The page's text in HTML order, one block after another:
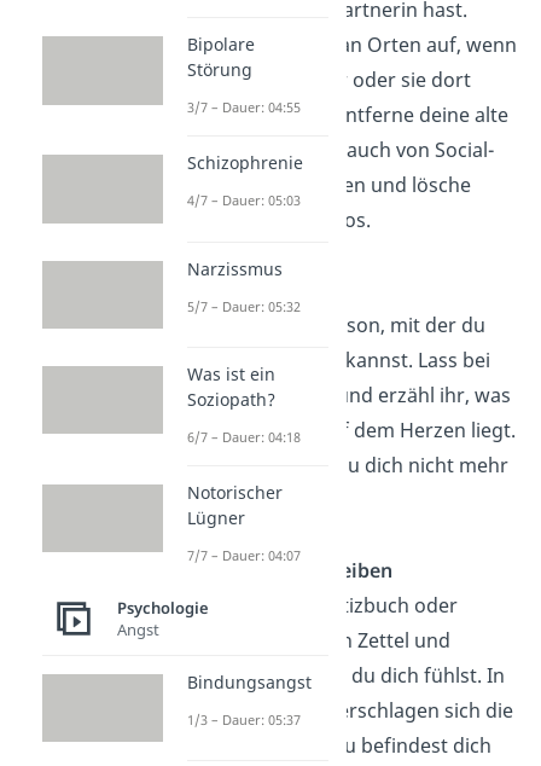
oder deiner Ex-Partnerin hast.
Halte dich nicht an Orten auf, wenn
du weißt, dass er oder sie dort
auch sein wird. Entferne deine alte
Liebe am besten auch von Social-
Media-Plattformen und lösche
gemeinsame Fotos.
Such dir eine Person, mit der du
über alles reden kannst. Lass bei
ihr alles heraus und erzähl ihr, was
dir gerade so auf dem Herzen liegt.
Das hilft, damit du dich nicht mehr
so alleine fühlst.
Gefühle aufschreiben
Nimm dir ein Notizbuch oder
einfach nur einen Zettel und
schreibe auf, wie du dich fühlst. In
deinem Kopf überschlagen sich die
Gedanken und du befindest dich
Bipolare
Störung
3/7 – Dauer: 04:55
Schizophrenie
4/7 – Dauer: 05:03
Narzissmus
5/7 – Dauer: 05:32
Was ist ein
Soziopath?
6/7 – Dauer: 04:18
Notorischer
Lügner
7/7 – Dauer: 04:07
Psychologie
Angst
Bindungsangst
1/3 – Dauer: 05:37